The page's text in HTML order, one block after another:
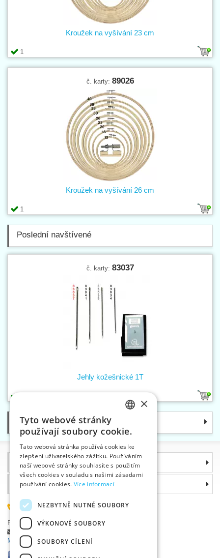
1
Kroužek na vyšívání 23 cm
č. karty: 89026
1
Kroužek na vyšívání 26 cm
Poslední navštívené
č. karty: 83037
Jehly kožešnické 1T
Kategorie
Informace
Proč si zvolit právě nás
585 051 217
Plzeňská 868, 783 91 Uničov, Česká republika
Položit dotaz
Máte problémy s přihlášením ?
ENGLISH
GERMAN
×
Tyto webové stránky
používají soubory cookie.
Tato webová stránka používá cookies ke
zlepšení uživatelského zážitku. Používáním
naší webové stránky souhlasíte s použitím
všech cookies v souladu s našimi zásadami
používání cookies. Více informací
NEZBYTNĚ NUTNÉ SOUBORY
VÝKONOVÉ SOUBORY
SOUBORY CÍLENÍ